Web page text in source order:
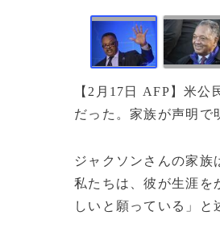
【2月17日 AFP】米
だった。家族が声明で
ジャクソンさんの家族
私たちは、彼が生涯を
しいと願っている」と